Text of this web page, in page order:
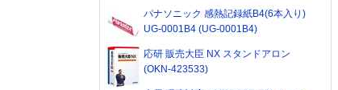
パナソニック 感熱記録紙B4(6本入り)
UG-0001B4 (UG-0001B4)
応研 販売大臣 NX スタンドアロン
(OKN-423533)